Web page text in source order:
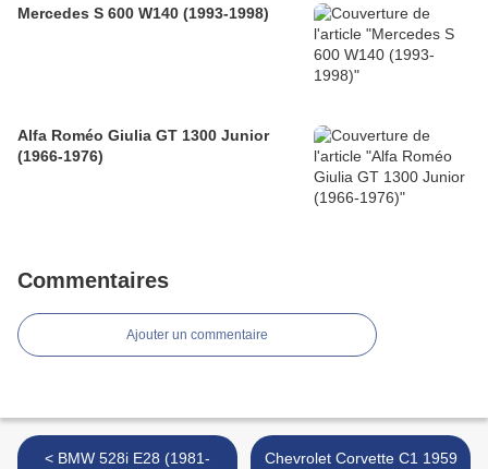
Mercedes S 600 W140 (1993-1998)
Alfa Roméo Giulia GT 1300 Junior
(1966-1976)
Commentaires
Ajouter un commentaire
< BMW 528i E28 (1981-
Chevrolet Corvette C1 1959